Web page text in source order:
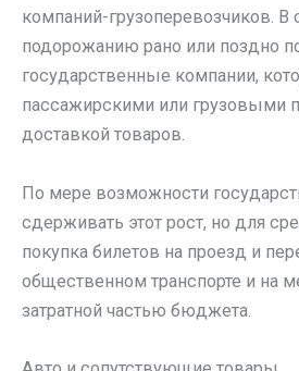
компаний-грузоперевозчиков.
подорожанию рано или поздно
государственные компании,
пассажирскими или грузовыми
доставкой товаров.
По мере возможности
сдерживать этот рост, но для
покупка билетов на проезд и
общественном транспорте и на
затратной частью бюджета.